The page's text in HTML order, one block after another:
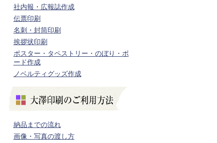
社内報・広報誌作成
伝票印刷
名刺・封筒印刷
挨拶状印刷
ポスター・タペストリー・のぼり・ボ
ード作成
ノベルティグッズ作成
納品までの流れ
画像・写真の渡し方